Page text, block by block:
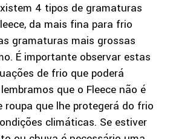
4 tipos de gramaturas
da mais fina para frio
gramaturas mais grossas
É importante observar estas
de frio que poderá
que o Fleece não é
roupa que lhe protegerá do frio
climáticas. Se estiver